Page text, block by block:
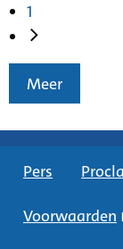
1
Meer
Pers
Voorwaarden